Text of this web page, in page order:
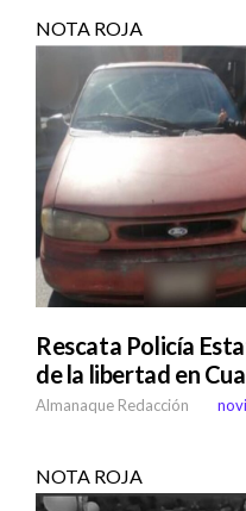
NOTA ROJA
Rescata Policía
de la libertad en
Almanaque Redacción
NOTA ROJA